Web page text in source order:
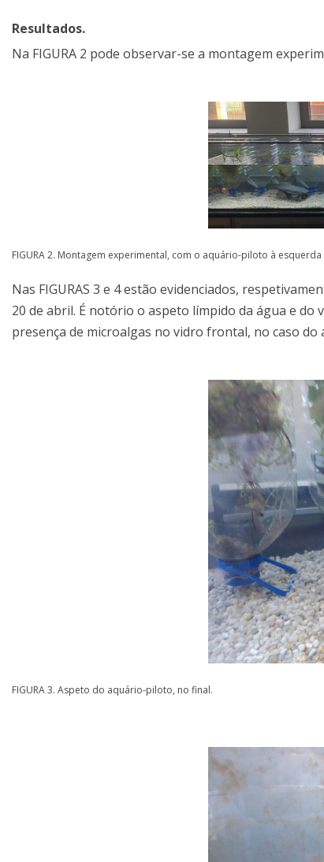
Resultados.
Na FIGURA 2 pode observar-se a montagem
FIGURA 2. Montagem experimental, com o aquário-piloto à
Nas FIGURAS 3 e 4 estão evidenciados,
20 de abril. É notório o aspeto límpido da água e
presença de microalgas no vidro frontal, no caso do
FIGURA 3. Aspeto do aquário-piloto, no final.